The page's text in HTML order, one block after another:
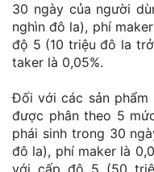
30 ngày của người
nghìn đô la), phí
độ 5 (10 triệu đô la
taker là 0,05%.
Đối với các sản phẩm
được phân theo 5
phái sinh trong 30
đô la), phí maker là
với cấp độ 5 (50